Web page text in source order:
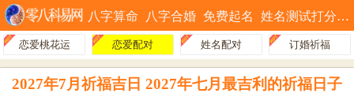
八字算命 八字合婚 免费起名 姓名测试打分
恋爱桃花运 恋爱配对 姓名配对 订婚祈福
2027年7月祈福吉日 2027年七月最吉利的祈福日子